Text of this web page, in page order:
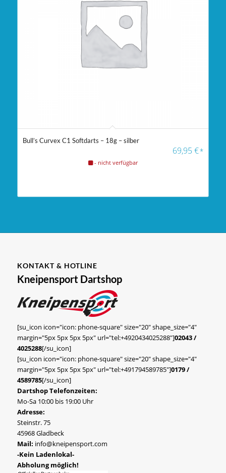
Bull’s Curvex C1 Softdarts – 18g – silber
69,95€*
- nicht verfügbar
KONTAKT & HOTLINE
Kneipensport Dartshop
[su_icon icon="icon: phone-square" size="20" shape_size="4"
margin="5px 5px 5px 5px" url="tel:+4920434025288"]02043 /
4025288[/su_icon]
[su_icon icon="icon: phone-square" size="20" shape_size="4"
margin="5px 5px 5px 5px" url="tel:+491794589785"]0179 /
4589785[/su_icon]
Dartshop Telefonzeiten:
Mo-Sa 10:00 bis 19:00 Uhr
Adresse:
Steinstr. 75
45968 Gladbeck
Mail: info@kneipensport.com
-Kein Ladenlokal-
Abholung möglich!